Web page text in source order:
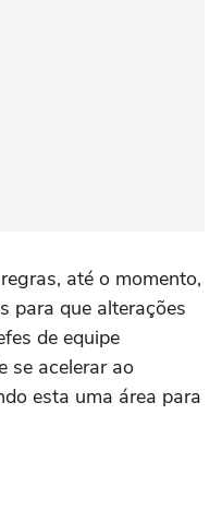
até o momento,
para que alterações
de equipe
se acelerar ao
esta uma área para